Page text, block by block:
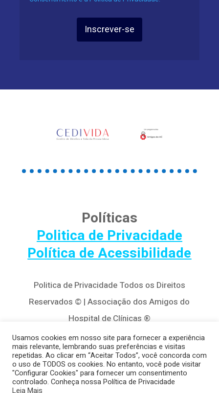
Inscrever-se
Políticas
Politica de Privacidade
Política de Acessibilidade
Politica de Privacidade Todos os Direitos
Reservados © | Associação dos Amigos do
Hospital de Clínicas ®
Av. Agostinho Leão Jr, 320 – Alto da Glória,
80030-110, Curitiba / PR
(41) 3122-8650 | contato@cedivida.org.br
CNPJ: 79.698.643/0001-00
Usamos cookies em nosso site para fornecer a experiência
mais relevante, lembrando suas preferências e visitas
repetidas. Ao clicar em “Aceitar Todos”, você concorda com
o uso de TODOS os cookies. No entanto, você pode visitar
"Configurar Cookies" para fornecer um consentimento
controlado. Conheça nossa Política de Privacidade
Leia Mais